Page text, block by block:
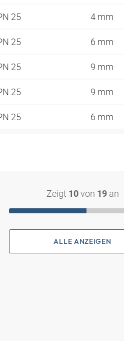
25 4 mm
25 6 mm
25 9 mm
25 9 mm
25 6 mm
Zeigt 10von 19an
ALLE ANZEIGEN